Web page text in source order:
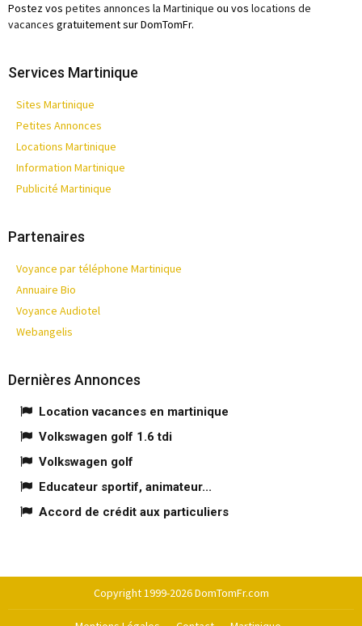
Postez vos petites annonces la Martinique ou vos locations de
vacances gratuitement sur DomTomFr.
Services Martinique
Sites Martinique
Petites Annonces
Locations Martinique
Information Martinique
Publicité Martinique
Partenaires
Voyance par téléphone Martinique
Annuaire Bio
Voyance Audiotel
Webangelis
Dernières Annonces
Location vacances en martinique
Volkswagen golf 1.6 tdi
Volkswagen golf
Educateur sportif, animateur...
Accord de crédit aux particuliers
Copyright 1999-2026 DomTomFr.com